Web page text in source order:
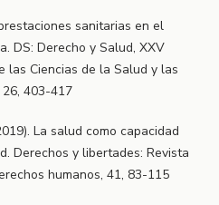
sanitarias en el
DS: Derecho y Salud, XXV
las Ciencias de la Salud y las
403-417
La salud como capacidad
Derechos y libertades: Revista
humanos, 41, 83-115